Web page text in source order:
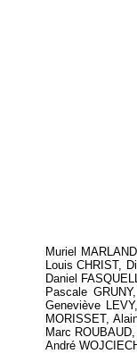
Muriel
Louis CHRIST,
Daniel
Pascale
Geneviève
MORISSET,
Marc
André